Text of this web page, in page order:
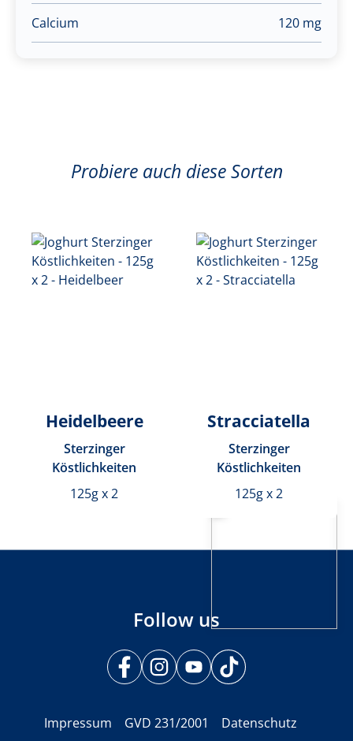
Calcium 120 mg
Probiere auch diese Sorten
Heidelbeere
Sterzinger
Köstlichkeiten
125g x 2
Stracciatella
Sterzinger
Köstlichkeiten
125g x 2
Follow us
Impressum GVD 231/2001 Datenschutz